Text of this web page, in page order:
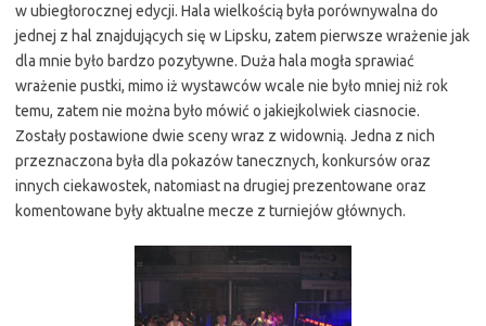
w ubiegłorocznej edycji. Hala wielkością była porównywalna do
jednej z hal znajdujących się w Lipsku, zatem pierwsze wrażenie jak
dla mnie było bardzo pozytywne. Duża hala mogła sprawiać
wrażenie pustki, mimo iż wystawców wcale nie było mniej niż rok
temu, zatem nie można było mówić o jakiejkolwiek ciasnocie.
Zostały postawione dwie sceny wraz z widownią. Jedna z nich
przeznaczona była dla pokazów tanecznych, konkursów oraz
innych ciekawostek, natomiast na drugiej prezentowane oraz
komentowane były aktualne mecze z turniejów głównych.